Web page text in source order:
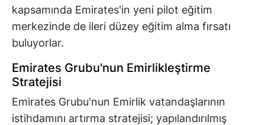
kapsamında Emirates'in yeni pilot eğitim
merkezinde de ileri düzey eğitim alma fırsatı
buluyorlar.
Emirates Grubu'nun Emirlikleştirme
Stratejisi
Emirates Grubu'nun Emirlik vatandaşlarının
istihdamını artırma stratejisi; yapılandırılmış